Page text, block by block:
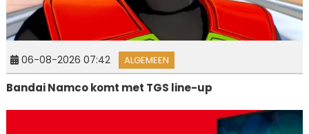
06-08-2026 07:42 ALGEMEEN
Bandai Namco komt met TGS line-up